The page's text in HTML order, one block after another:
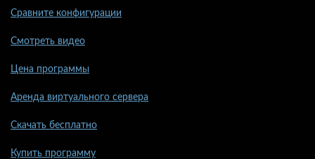
Сравните конфигурации
Смотреть видео
Цена программы
Аренда виртуального сервера
Скачать бесплатно
Купить программу